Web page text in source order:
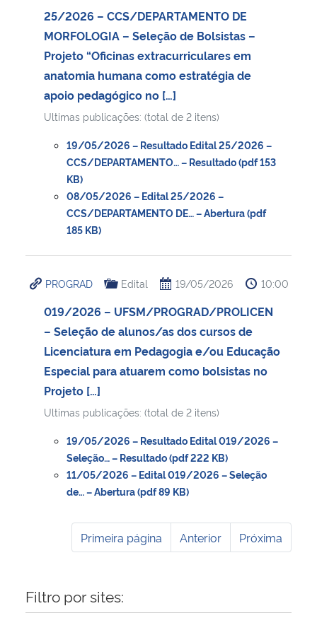
25/2026 – CCS/DEPARTAMENTO DE
MORFOLOGIA – Seleção de Bolsistas –
Projeto “Oficinas extracurriculares em
anatomia humana como estratégia de
apoio pedagógico no […]
Ultimas publicações: (total de 2 itens)
19/05/2026 – Resultado Edital 25/2026 –
CCS/DEPARTAMENTO… – Resultado (pdf 153
KB)
08/05/2026 – Edital 25/2026 –
CCS/DEPARTAMENTO DE… – Abertura (pdf
185 KB)
PROGRAD Edital 19/05/2026 10:00
019/2026 – UFSM/PROGRAD/PROLICEN
– Seleção de alunos/as dos cursos de
Licenciatura em Pedagogia e/ou Educação
Especial para atuarem como bolsistas no
Projeto […]
Ultimas publicações: (total de 2 itens)
19/05/2026 – Resultado Edital 019/2026 –
Seleção… – Resultado (pdf 222 KB)
11/05/2026 – Edital 019/2026 – Seleção
de… – Abertura (pdf 89 KB)
Primeira página Anterior Próxima
Filtro por sites: